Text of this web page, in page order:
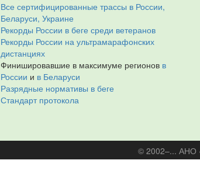
Все сертифицированные трассы в России,
Беларуси, Украине
Рекорды России в беге среди ветеранов
Рекорды России на ультрамарафонских
дистанциях
Финишировавшие в максимуме регионов в
России и в Беларуси
Разрядные нормативы в беге
Стандарт протокола
© 2002–... АНО